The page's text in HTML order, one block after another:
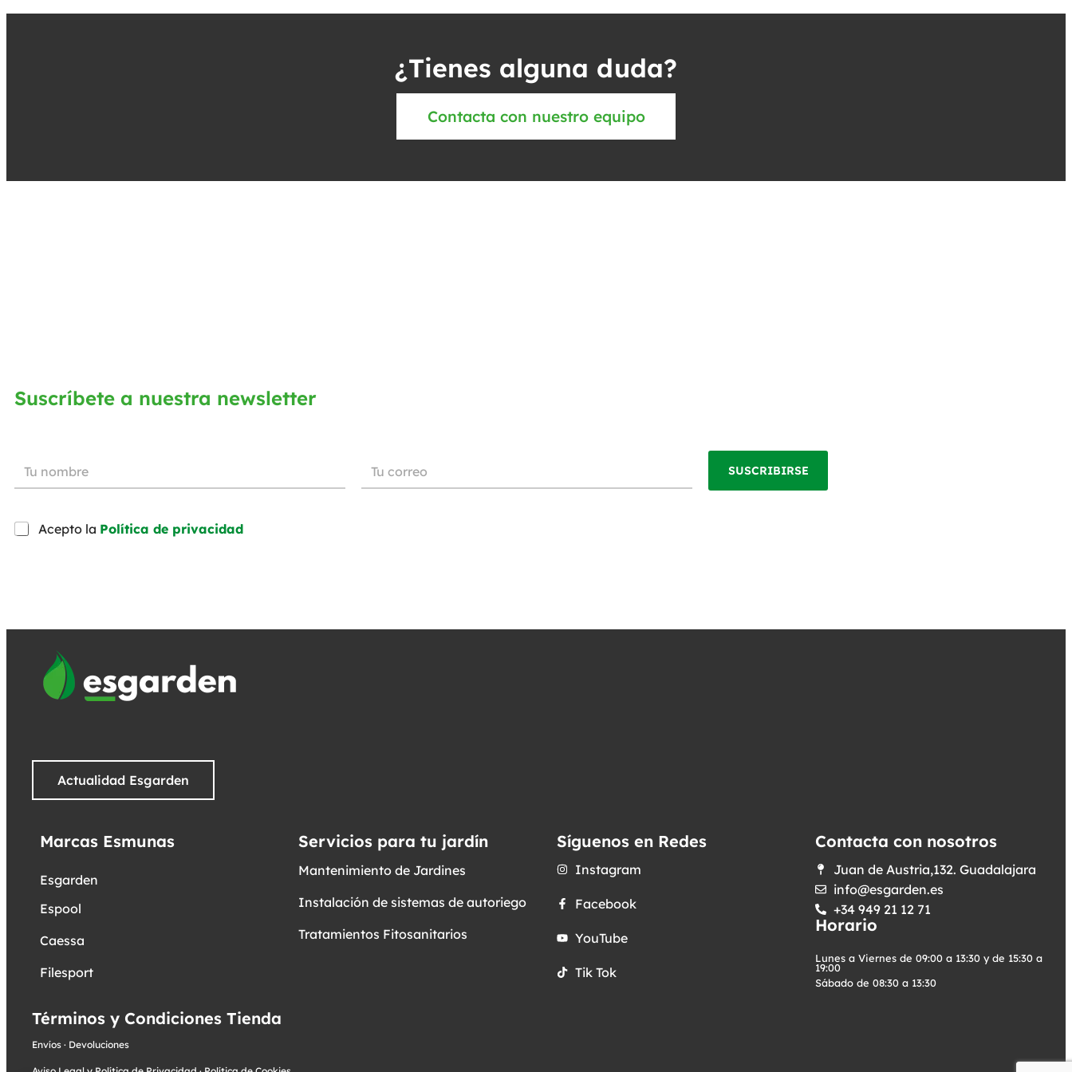
¿Tienes alguna duda?
Contacta con nuestro equipo
Suscríbete a nuestra newsletter
Acepto la Política de privacidad
SUSCRIBIRSE
Actualidad Esgarden
Marcas Esmunas
Esgarden
Espool
Caessa
Filesport
Servicios para tu jardín
Mantenimiento de Jardines
Instalación de sistemas de autoriego
Tratamientos Fitosanitarios
Síguenos en Redes
Instagram
Facebook
YouTube
Tik Tok
Contacta con nosotros
Juan de Austria,132. Guadalajara
info@esgarden.es
+34 949 21 12 71
Horario
Lunes a Viernes de 09:00 a 13:30 y de 15:30 a
19:00
Sábado de 08:30 a 13:30
Términos y Condiciones Tienda
Envíos · Devoluciones